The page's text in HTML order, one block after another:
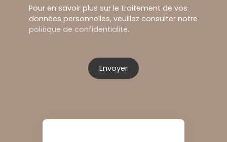
Pour en savoir plus sur le traitement de vos
données personnelles, veuillez consulter notre
politique de confidentialité.
Envoyer